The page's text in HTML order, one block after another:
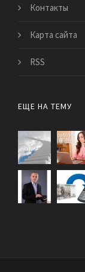
Контакты
Карта сайта
RSS
ЕЩЕ НА ТЕМУ